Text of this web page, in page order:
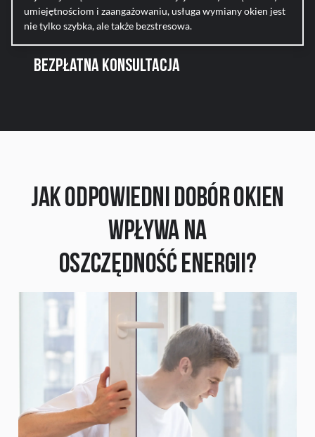
umiejętnościom i zaangażowaniu, usługa wymiany okien jest
nie tylko szybka, ale także bezstresowa.
BEZPŁATNA KONSULTACJA
Jak odpowiedni dobór okien
wpływa na
oszczędność energii?